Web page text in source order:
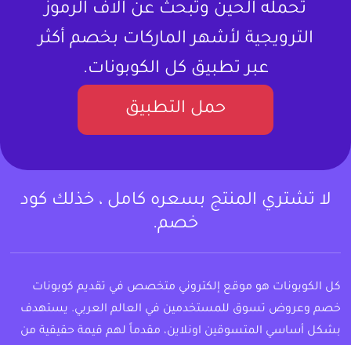
تحمله الحين وتبحث عن آلاف الرموز
الترويجية لأشهر الماركات بخصم أكثر
عبر تطبيق كل الكوبونات.
حمل التطبيق
لا تشتري المنتج بسعره كامل ، خذلك كود
خصم.
كل الكوبونات هو موقع إلكتروني متخصص في تقديم كوبونات
خصم وعروض تسوق للمستخدمين في العالم العربي. يستهدف
بشكل أساسي المتسوقين اونلاين، مقدماً لهم قيمة حقيقية من